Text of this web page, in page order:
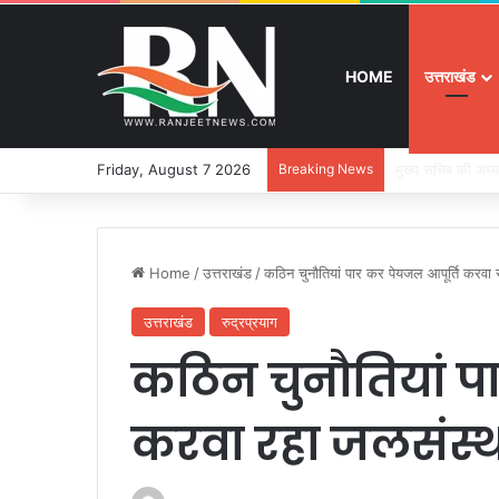
HOME उत्तराखंड
Friday, August 7 2026 Breaking News
Home /उत्तराखंड /कठिन चुनौतियां पार कर पेयजल आपूर्ति
उत्तराखंड रुद्रप्रयाग
कठिन चुनौतियां
करवा रहा